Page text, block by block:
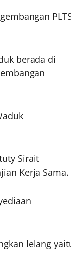
berada di
Sirait
Kerja Sama.
lelang